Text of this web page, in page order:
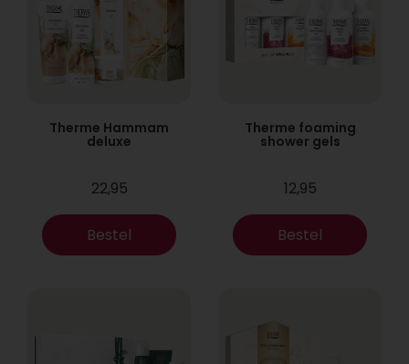
Therme Hammam
deluxe
22,95
Bestel
Therme foaming
shower gels
12,95
Bestel